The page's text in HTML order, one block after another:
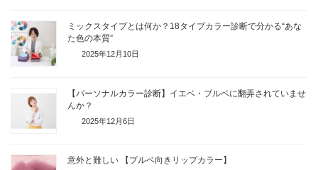
ミックスタイプとは何か？18タイプカラー診断で分かる“あな
た色の本質”
2025年12月10日
【パーソナルカラー診断】イエベ・ブルベに翻弄されていませ
んか？
2025年12月6日
意外と難しい 【ブルベ向きリップカラー】